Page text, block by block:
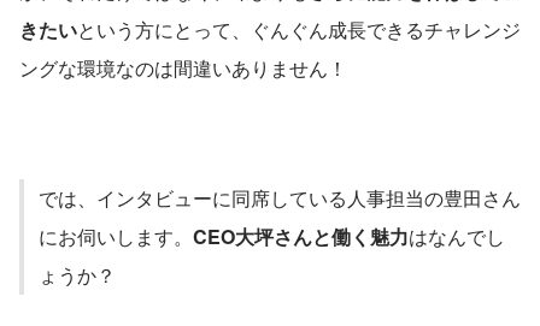
きたいという方にとって、ぐんぐん成長できるチャレンジ
ングな環境なのは間違いありません！
では、インタビューに同席している人事担当の豊田さん
にお伺いします。 CEO大坪さんと働く魅力はなんでし
ょうか？